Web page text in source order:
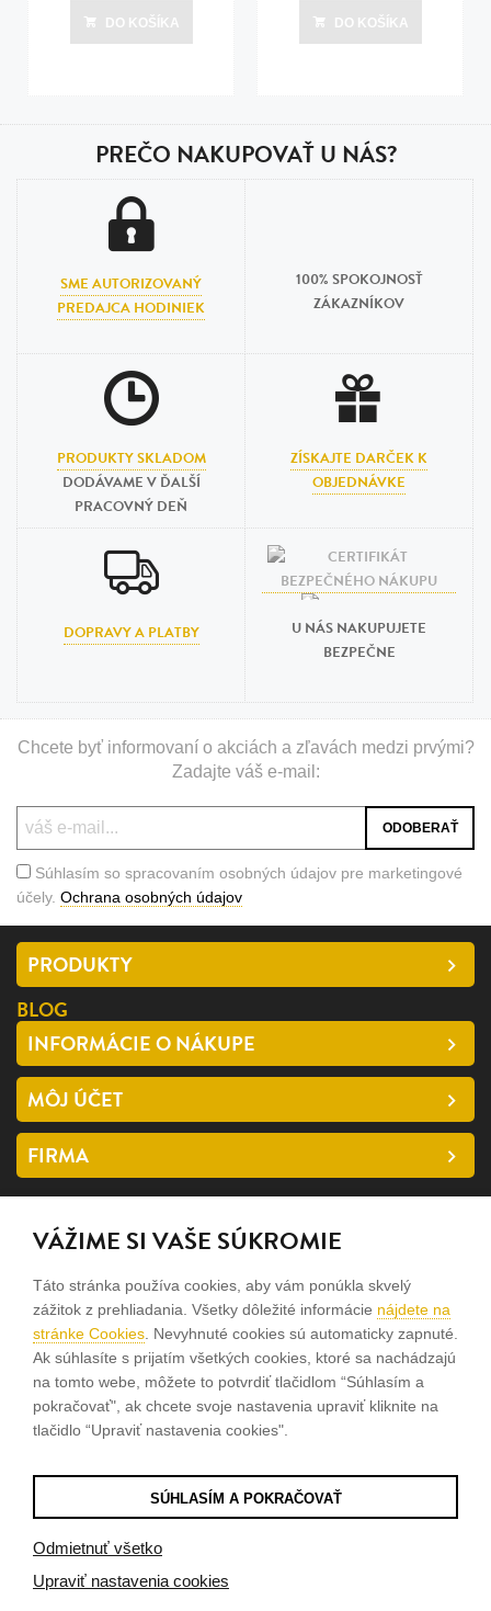
dní
Posledná aktualizácia dnes o 10:00
DO KOŠÍKA DO KOŠÍKA
PREČO NAKUPOVAŤ U NÁS?
SME AUTORIZOVANÝ
PREDAJCA HODINIEK
100% SPOKOJNOSŤ
ZÁKAZNÍKOV
PRODUKTY SKLADOM
DODÁVAME V ĎALŠÍ
PRACOVNÝ DEŇ
ZÍSKAJTE DARČEK K
OBJEDNÁVKE
DOPRAVY A PLATBY
U NÁS NAKUPUJETE
BEZPEČNE
Chcete byť informovaní o akciách a zľavách medzi prvými?
Zadajte váš e-mail:
Súhlasím so spracovaním osobných údajov pre marketingové
účely. Ochrana osobných údajov
PRODUKTY
BLOG
INFORMÁCIE O NÁKUPE
MÔJ ÚČET
FIRMA
SLEDUJTE NÁS
facebook
instagram
Sme rodinná firma a zameriavame sa na predaj hodiniek a
šperkov od roku 1994.
Pozrite sa na naše ďaľšie web stránky.
© 2026Tvorba e-shopov
Sme registrovaní napuncovom úrade SR
VÁŽIME SI VAŠE SÚKROMIE
Táto stránka používa cookies, aby vám ponúkla skvelý
zážitok z prehliadania. Všetky dôležité informácie nájdete na
stránke Cookies . Nevyhnuté cookies sú automaticky zapnuté.
Ak súhlasíte s prijatím všetkých cookies, ktoré sa nachádzajú
na tomto webe, môžete to potvrdiť tlačidlom “Súhlasím a
pokračovať", ak chcete svoje nastavenia upraviť kliknite na
tlačidlo “Upraviť nastavenia cookies".
SÚHLASÍM A POKRAČOVAŤ
Odmietnuť všetko
Upraviť nastavenia cookies